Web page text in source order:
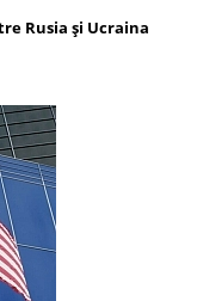
Rusia și Ucraina